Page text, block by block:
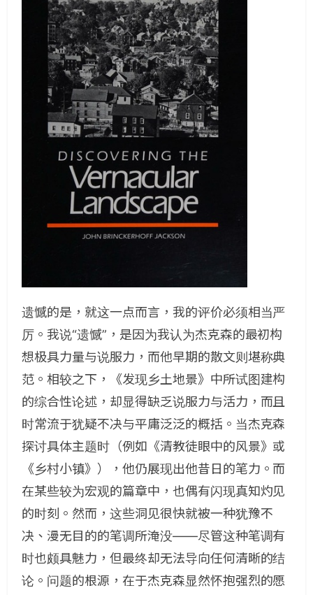
遗憾的是，就这一点而言，我的评价必须相当严
厉。我说“遗憾”，是因为我认为杰克森的最初构
想极具力量与说服力，而他早期的散文则堪称典
范。相较之下，《发现乡土地景》中所试图建构
的综合性论述，却显得缺乏说服力与活力，而且
时常流于犹疑不决与平庸泛泛的概括。当杰克森
探讨具体主题时（例如《清教徒眼中的风景》或
《乡村小镇》），他仍展现出他昔日的笔力。而
在某些较为宏观的篇章中，也偶有闪现真知灼见
的时刻。然而，这些洞见很快就被一种犹豫不
决、漫无目的的笔调所淹没——尽管这种笔调有
时也颇具魅力，但最终却无法导向任何清晰的结
论。问题的根源，在于杰克森显然怀抱强烈的愿